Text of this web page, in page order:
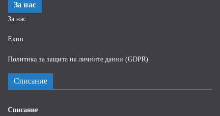
За нас
За нас
Екип
Политика за защита на личните данни (GDPR)
Списание
Списание